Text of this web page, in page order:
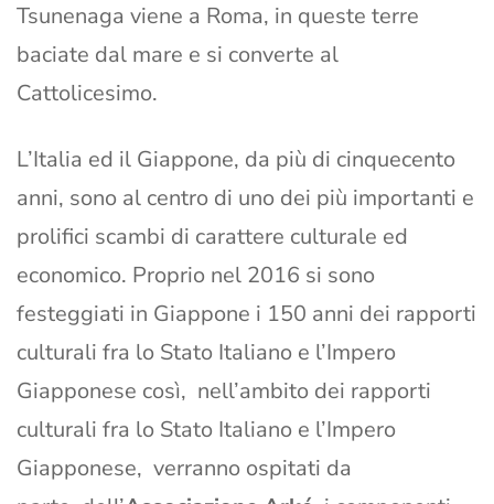
Tsunenaga viene a Roma, in queste terre
baciate dal mare e si converte al
Cattolicesimo.
L’Italia ed il Giappone, da più di cinquecento
anni, sono al centro di uno dei più importanti e
prolifici scambi di carattere culturale ed
economico. Proprio nel 2016 si sono
festeggiati in Giappone i 150 anni dei rapporti
culturali fra lo Stato Italiano e l’Impero
Giapponese così, nell’ambito dei rapporti
culturali fra lo Stato Italiano e l’Impero
Giapponese, verranno ospitati da